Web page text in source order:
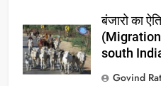
बंजारो का
south
Govind